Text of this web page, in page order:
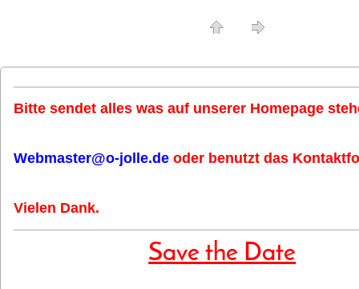
Bitte sendet alles was auf unserer Homepage
Webmaster@o-jolle.de oder benutzt das
Vielen Dank.
Save the Date